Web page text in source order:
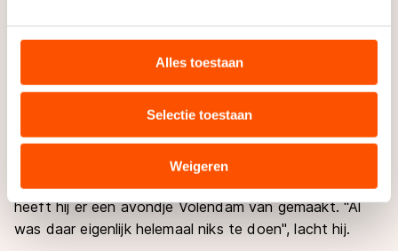
personaliseren, socialmediafuncties te bieden en
websiteverkeer te analyseren. We delen informatie over
uw gebruik van onze site met onze partners voor social
combineren met andere gegevens die u aan hen heeft
verstrekt of die zij hebben verzameld via hun services.
Sommige partners kunnen gegevens doorgeven aan
landen buiten de EU, zoals de VS, waar mogelijk geen
adequaat beschermingsniveau geldt volgens de GDPR.
Door op ‘Toestaan’ te klikken, stemt u in met deze
Alles toestaan
Selectie toestaan
Weigeren
worden, maar werd door hevige regenval verplaatst
Mulder. "Het was zulk slecht weer en sprinten en regen
gaan natuurlijk niet goed samen."
"De mensen die zich daar het hardste druk om maken
hebben er ook het meeste moeite mee", gaat Mulder
verder. "Het komt zoals het komt." In plaats daarvan
heeft hij er een avondje Volendam van gemaakt. "Al
was daar eigenlijk helemaal niks te doen", lacht hij.